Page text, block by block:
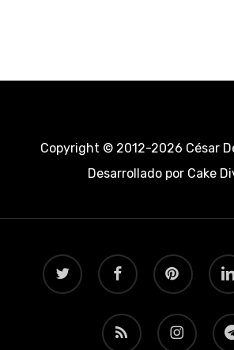
Copyright © 2012-2026 César
Desarrollado porCake
twitter facebook pinterest
RSS instagram